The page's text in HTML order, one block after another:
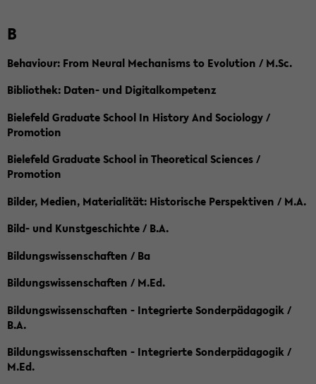
B
Behaviour: From Neural Mechanisms to Evolution / M.Sc.
Bibliothek: Daten- und Digitalkompetenz
Bielefeld Graduate School In History And Sociology /
Promotion
Bielefeld Graduate School in Theoretical Sciences /
Promotion
Bilder, Medien, Materialität: Historische Perspektiven / M.A.
Bild- und Kunstgeschichte / B.A.
Bildungswissenschaften / Ba
Bildungswissenschaften / M.Ed.
Bildungswissenschaften - Integrierte Sonderpädagogik /
B.A.
Bildungswissenschaften - Integrierte Sonderpädagogik /
M.Ed.